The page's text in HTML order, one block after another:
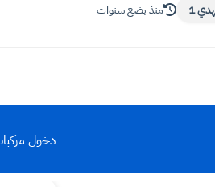
1 منذ بضع سنوات
دخول